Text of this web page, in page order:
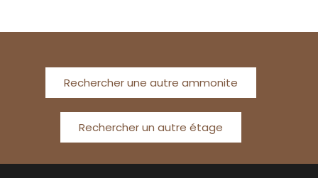
Rechercher une autre ammonite
Rechercher un autre étage